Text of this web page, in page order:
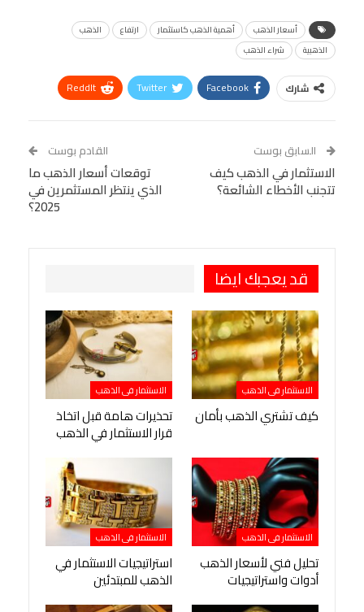
أسعار الذهب أهمية الذهب كاستثمار ارتفاع
الذهب
الذهبية
شراء الذهب
شارك Facebook
Twitter
ReddIt
Tumblr
البريد الإلكتروني
StumbleUpon
VK
Digg
LINE
BlackBerry
Viber
السابق بوست
الاستثمار في الذهب كيف
تتجنب الأخطاء الشائعة؟
القادم بوست
توقعات أسعار الذهب ما
الذي ينتظر المستثمرين في
2025؟
قد يعجبك ايضا
الاستثمار فى الذهب
كيف تشتري الذهب بأمان
الاستثمار فى الذهب
تحذيرات هامة قبل اتخاذ
قرار الاستثمار في الذهب
الاستثمار فى الذهب
تحليل فني لأسعار الذهب
أدوات واستراتيجيات
الاستثمار فى الذهب
استراتيجيات الاستثمار في
الذهب للمبتدئين